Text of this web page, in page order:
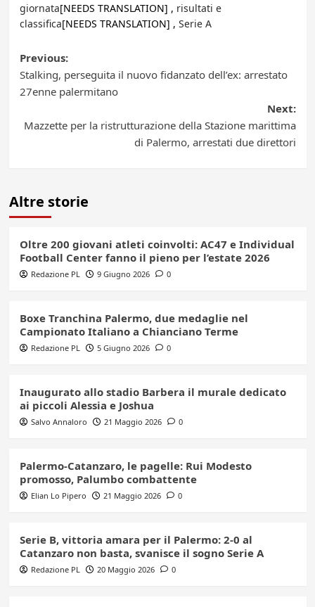
giornata[NEEDS TRANSLATION] , risultati e
classifica[NEEDS TRANSLATION] , Serie A
Post
navigation
Previous:
Stalking, perseguita il nuovo fidanzato dell’ex: arrestato
27enne palermitano
Next:
Mazzette per la ristrutturazione della Stazione marittima
di Palermo, arrestati due direttori
Altre storie
Oltre 200 giovani atleti coinvolti: AC47 e Individual
Football Center fanno il pieno per l’estate 2026
Redazione PL 9 Giugno 2026 0
Boxe Tranchina Palermo, due medaglie nel
Campionato Italiano a Chianciano Terme
Redazione PL 5 Giugno 2026 0
Inaugurato allo stadio Barbera il murale dedicato
ai piccoli Alessia e Joshua
Salvo Annaloro 21 Maggio 2026 0
Palermo-Catanzaro, le pagelle: Rui Modesto
promosso, Palumbo combattente
Elian Lo Pipero 21 Maggio 2026 0
Serie B, vittoria amara per il Palermo: 2-0 al
Catanzaro non basta, svanisce il sogno Serie A
Redazione PL 20 Maggio 2026 0